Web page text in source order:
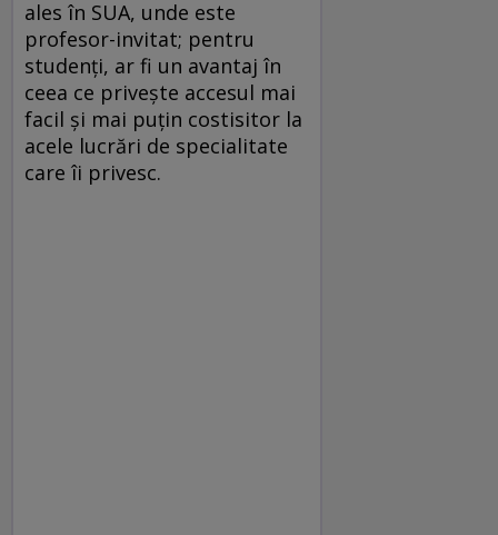
ales în SUA, unde este
profesor-invitat; pentru
studenţi, ar fi un avantaj în
ceea ce priveşte accesul mai
facil şi mai puţin costisitor la
acele lucrări de specialitate
care îi privesc.